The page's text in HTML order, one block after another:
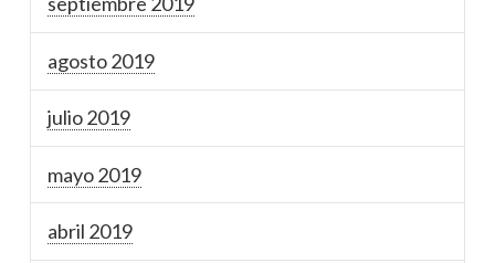
agosto 2019
julio 2019
mayo 2019
abril 2019